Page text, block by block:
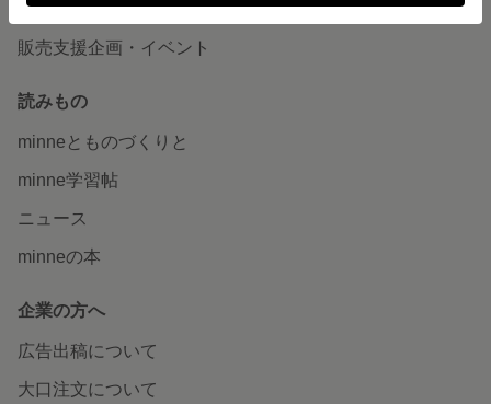
minne LAB
販売支援企画・イベント
読みもの
minneとものづくりと
minne学習帖
ニュース
minneの本
企業の方へ
広告出稿について
大口注文について